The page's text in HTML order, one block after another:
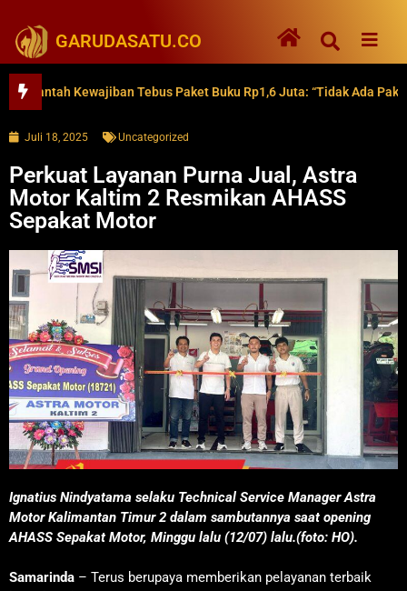
GARUDASATU.CO
Kewajiban Tebus Paket Buku Rp1,6 Juta: “Tidak Ada Paksaan”
Juli 18, 2025 Uncategorized
Perkuat Layanan Purna Jual, Astra
Motor Kaltim 2 Resmikan AHASS
Sepakat Motor
Ignatius Nindyatama selaku Technical Service Manager Astra
Motor Kalimantan Timur 2 dalam sambutannya saat opening
AHASS Sepakat Motor, Minggu lalu (12/07) lalu.(foto: HO).
Samarinda – Terus berupaya memberikan pelayanan terbaik